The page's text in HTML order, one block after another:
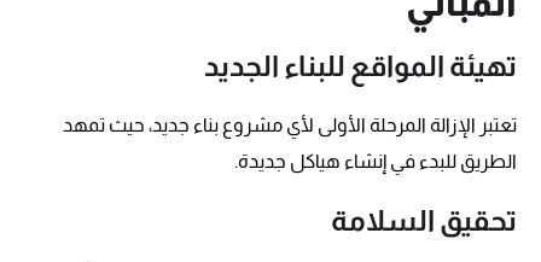
تهيئة المواقع للبناء الجديد
تعتبر الإزالة المرحلة الأولى لأي مشروع بناء جديد، حيث تمهد
الطريق للبدء في إنشاء هياكل جديدة.
تحقيق السلامة